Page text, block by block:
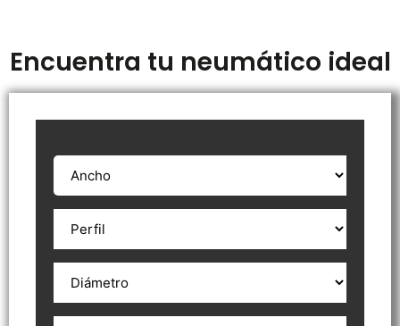
Encuentra tu neumático ideal